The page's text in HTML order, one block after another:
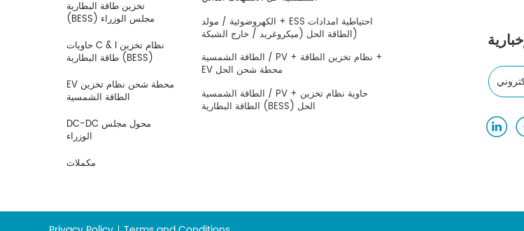
تخزين طاقة البطارية
(BESS) مجلس الوزراء
حاويات C & I نظام تخزين
طاقة البطارية (BESS)
EV محطة شحن نظام تخزين
الطاقة الشمسية
DC-DC محول مجلس
الوزراء
مكملات
الكهروضوئية / مولد + ESS احتياطية امدادات
الطاقة الحل (ميكروغريد / خارج الشبكة)
الطاقة الشمسية / PV + نظام تخزين الطاقة +
EV محطة شحن الحل
الطاقة الشمسية / PV + حاوية نظام تخزين
الطاقة البطارية (BESS) الحل